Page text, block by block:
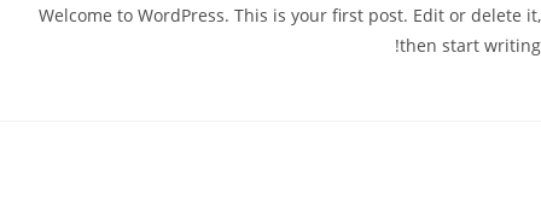
Welcome to WordPress. This is your first post. Edit or delete it,
then start writing!